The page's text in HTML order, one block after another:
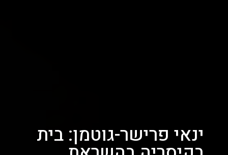
ינאי פרישר-גוטמן: בית